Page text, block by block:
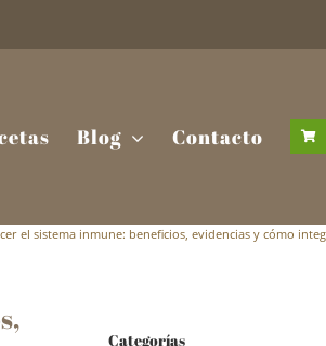
Blog Contacto
el sistema inmune: beneficios, evidencias y cómo
Categorías